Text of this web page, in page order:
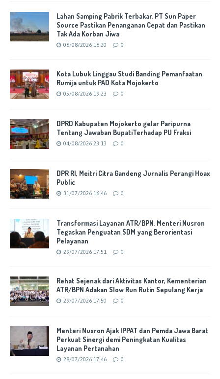
Lahan Samping Pabrik Terbakar, PT Sun Paper
Source Pastikan Penanganan Cepat dan Pastikan
Tak Ada Korban Jiwa
06/08/2026 16:20 0
Kota Lubuk Linggau Studi Banding Pemanfaatan
Rumija untuk PAD Kota Mojokerto
05/08/2026 19:23 0
DPRD Kabupaten Mojokerto gelar Paripurna
Tentang Jawaban BupatiTerhadap PU Fraksi
04/08/2026 23:13 0
DPR RI, Meitri Citra Gandeng Jurnalis Perangi Hoax
Public
31/07/2026 16:46 0
Transformasi Layanan ATR/BPN, Menteri Nusron
Tegaskan Penguatan SDM yang Berorientasi
Pelayanan
29/07/2026 17:51 0
Rehat Sejenak dari Aktivitas Kantor, Kementerian
ATR/BPN Adakan Slow Run Rutin Sepulang Kerja
29/07/2026 17:50 0
Menteri Nusron Ajak IPPAT dan Pemda Jawa Barat
Perkuat Sinergi demi Peningkatan Kualitas
Layanan Pertanahan
28/07/2026 17:46 0